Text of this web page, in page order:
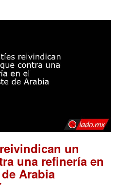
un
una refinería en
Arabia